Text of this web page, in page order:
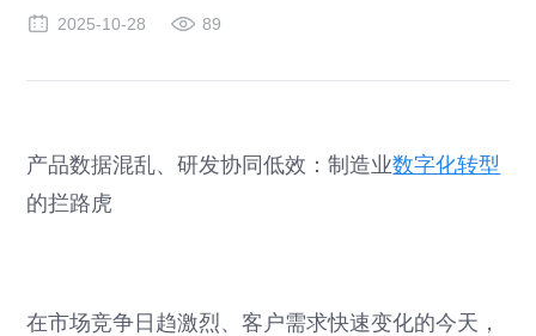
2025-10-28 89
产品数据混乱、研发协同低效：制造业数字化转型
的拦路虎
在市场竞争日趋激烈、客户需求快速变化的今天，